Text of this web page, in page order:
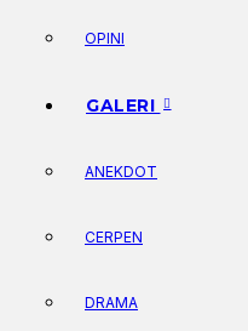
OPINI
GALERI
ANEKDOT
CERPEN
DRAMA